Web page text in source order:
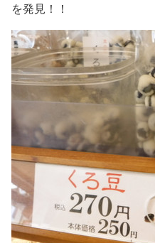
を発見！！